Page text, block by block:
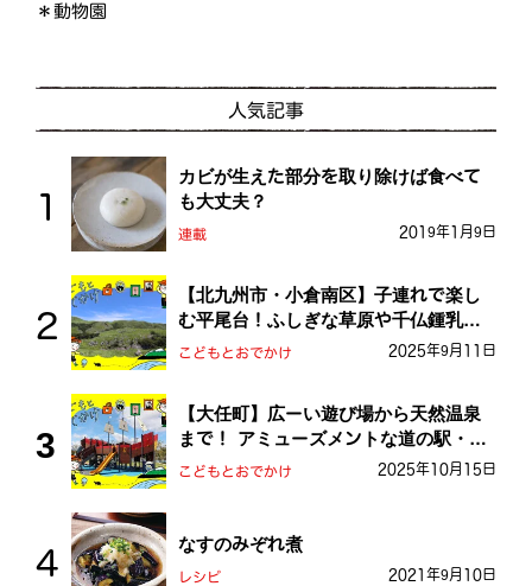
＊動物園
人気記事
カビが生えた部分を取り除けば食べて
も大丈夫？
連載 2019年1月9日
【北九州市・小倉南区】子連れで楽し
む平尾台！ふしぎな草原や千仏鍾乳洞
を探検しよう！
こどもとおでかけ 2025年9月11日
【大任町】広ーい遊び場から天然温泉
まで！ アミューズメントな道の駅・お
おとう桜街道
こどもとおでかけ 2025年10月15日
なすのみぞれ煮
レシピ 2021年9月10日